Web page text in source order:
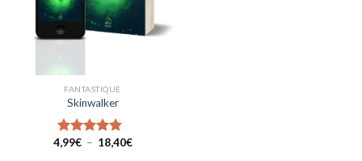
FANTASTIQUE
Skinwalker
Note4.50
4,99€ – 18,40€Plage